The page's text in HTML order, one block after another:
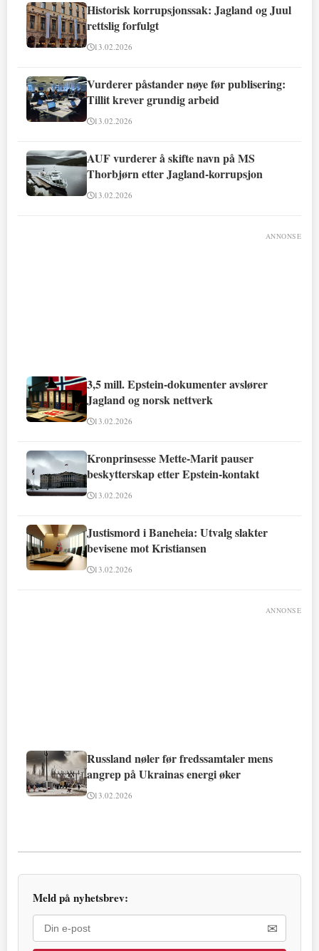
Historisk korrupsjonssak: Jagland og Juul
rettslig forfulgt
13.02.2026
Vurderer påstander nøye før publisering:
Tillit krever grundig arbeid
13.02.2026
AUF vurderer å skifte navn på MS
Thorbjørn etter Jagland-korrupsjon
13.02.2026
ANNONSE
3,5 mill. Epstein-dokumenter avslører
Jagland og norsk nettverk
13.02.2026
Kronprinsesse Mette-Marit pauser
beskytterskap etter Epstein-kontakt
13.02.2026
Justismord i Baneheia: Utvalg slakter
bevisene mot Kristiansen
13.02.2026
ANNONSE
Russland nøler før fredssamtaler mens
angrep på Ukrainas energi øker
13.02.2026
Meld på nyhetsbrev:
✉